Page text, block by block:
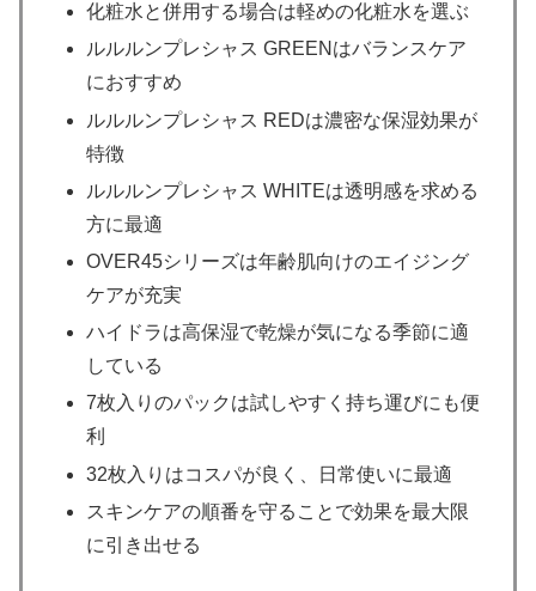
化粧水と併用する場合は軽めの化粧水を選ぶ
ルルルンプレシャス GREENはバランスケア
におすすめ
ルルルンプレシャス REDは濃密な保湿効果が
特徴
ルルルンプレシャス WHITEは透明感を求める
方に最適
OVER45シリーズは年齢肌向けのエイジング
ケアが充実
ハイドラは高保湿で乾燥が気になる季節に適
している
7枚入りのパックは試しやすく持ち運びにも便
利
32枚入りはコスパが良く、日常使いに最適
スキンケアの順番を守ることで効果を最大限
に引き出せる